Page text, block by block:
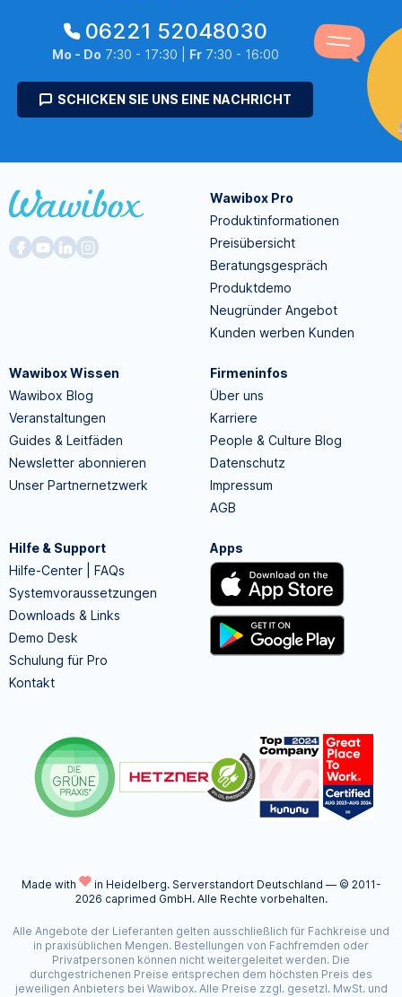
06221 52048030
Mo - Do 7:30 - 17:30 | Fr7:30 - 16:00
SCHICKEN SIE UNS EINE NACHRICHT
Wawibox Pro
Produktinformationen
Preisübersicht
Beratungsgespräch
Produktdemo
Neugründer Angebot
Kunden werben Kunden
Wawibox Wissen
Wawibox Blog
Veranstaltungen
Guides & Leitfäden
Newsletter abonnieren
Unser Partnernetzwerk
Firmeninfos
Über uns
Karriere
People & Culture Blog
Datenschutz
Impressum
AGB
Hilfe & Support
Hilfe-Center | FAQs
Systemvoraussetzungen
Downloads & Links
Demo Desk
Schulung für Pro
Kontakt
Apps
Made with in Heidelberg. Serverstandort Deutschland — © 2011-
2026 caprimed GmbH. Alle Rechte vorbehalten.
Alle Angebote der Lieferanten gelten ausschließlich für Fachkreise und
in praxisüblichen Mengen. Bestellungen von Fachfremden oder
Privatpersonen können nicht weitergeleitet werden. Die
durchgestrichenen Preise entsprechen dem höchsten Preis des
jeweiligen Anbieters bei Wawibox. Alle Preise zzgl. gesetzl. MwSt. und